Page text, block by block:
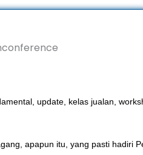
update, kelas jualan,
apapun itu, yang pasti hadiri